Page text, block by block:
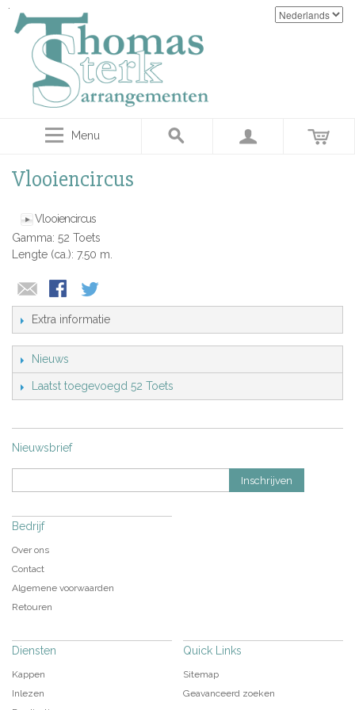
Menu
Vlooiencircus
Vlooiencircus
Gamma: 52 Toets
Lengte (ca.): 7.50 m.
Extra informatie
Nieuws
Laatst toegevoegd 52 Toets
Nieuwsbrief
Inschrijven
Bedrijf
Over ons
Contact
Algemene voorwaarden
Retouren
Diensten
Kappen
Inlezen
Quick Links
Sitemap
Geavanceerd zoeken